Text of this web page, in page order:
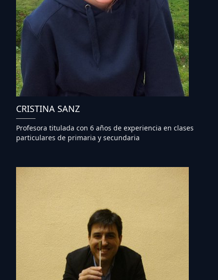
CRISTINA SANZ
Profesora titulada con 6 años de experiencia en clases
particulares de primaria y secundaria